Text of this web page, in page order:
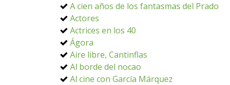
A cien años de los fantasmas del Prado
Actores
Actrices en los 40
Ágora
Aire libre, Cantinflas
Al borde del nocao
Al cine con García Márquez